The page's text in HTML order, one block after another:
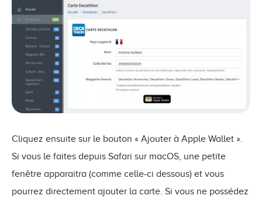
Cliquez ensuite sur le bouton « Ajouter à Apple Wallet ».
Si vous le faites depuis Safari sur macOS, une petite
fenêtre apparaitra (comme celle-ci dessous) et vous
pourrez directement ajouter la carte. Si vous ne possédez